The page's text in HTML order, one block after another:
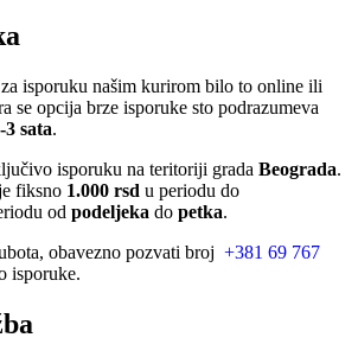
isporuku našim kurirom bilo to online ili
se opcija brze isporuke sto podrazumeva
3 sata.
isporuku na teritoriji grada Beograda.
fiksno 1.000 rsd u periodu do
od podeljeka do petka.
obavezno pozvati broj +381 69 767
isporuke.